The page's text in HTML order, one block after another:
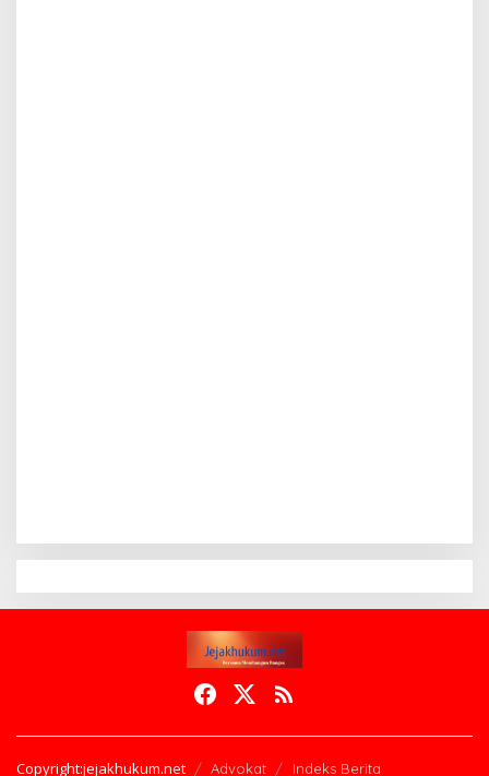
Copyright:jejakhukum.net Advokat Indeks Berita